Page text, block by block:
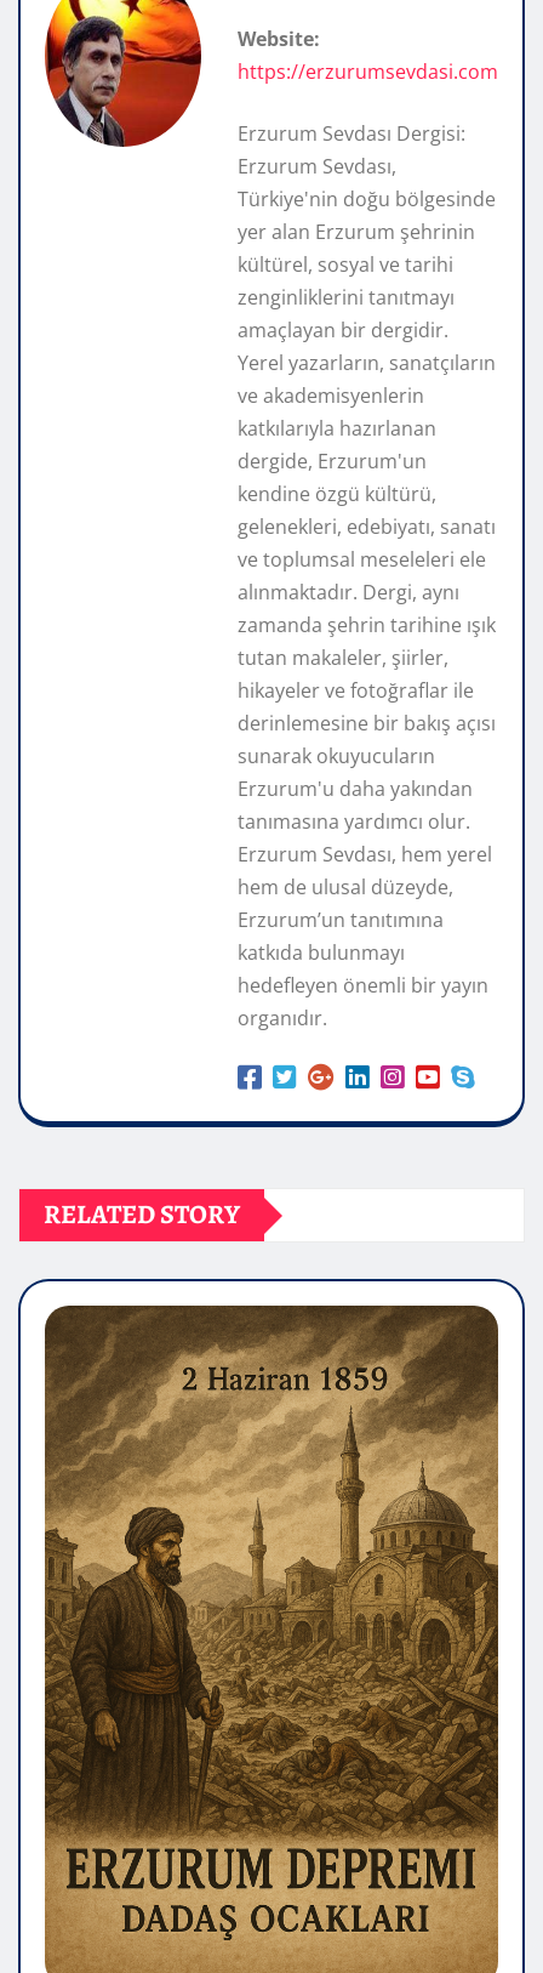
Website:
https://erzurumsevdasi.com
Erzurum Sevdası Dergisi:
Erzurum Sevdası,
Türkiye'nin doğu bölgesinde
yer alan Erzurum şehrinin
kültürel, sosyal ve tarihi
zenginliklerini tanıtmayı
amaçlayan bir dergidir.
Yerel yazarların, sanatçıların
ve akademisyenlerin
katkılarıyla hazırlanan
dergide, Erzurum'un
kendine özgü kültürü,
gelenekleri, edebiyatı, sanatı
ve toplumsal meseleleri ele
alınmaktadır. Dergi, aynı
zamanda şehrin tarihine ışık
tutan makaleler, şiirler,
hikayeler ve fotoğraflar ile
derinlemesine bir bakış açısı
sunarak okuyucuların
Erzurum'u daha yakından
tanımasına yardımcı olur.
Erzurum Sevdası, hem yerel
hem de ulusal düzeyde,
Erzurum’un tanıtımına
katkıda bulunmayı
hedefleyen önemli bir yayın
organıdır.
RELATED STORY